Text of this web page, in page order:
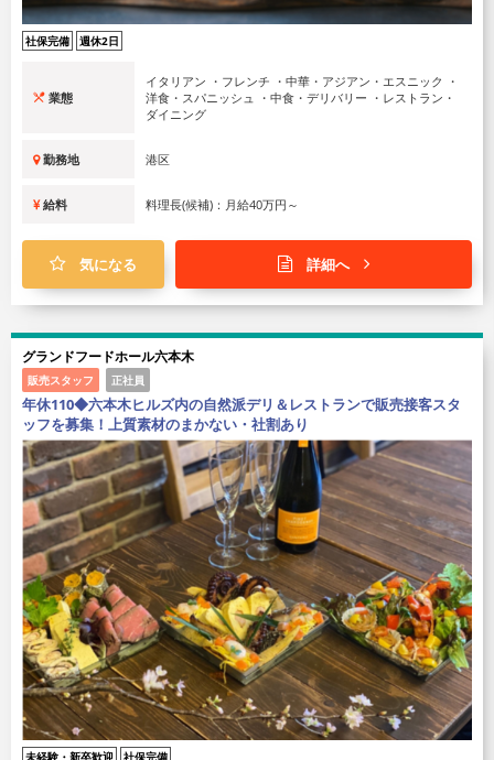
社保完備 週休2日
業態
イタリアン ・フレンチ ・中華・アジアン・エスニック ・
洋食・スパニッシュ ・中食・デリバリー ・レストラン・
ダイニング
勤務地 港区
給料 料理長(候補)：月給40万円～
気になる 詳細へ
グランドフードホール六本木
販売スタッフ 正社員
年休110◆六本木ヒルズ内の自然派デリ＆レストランで販売接客スタ
ッフを募集！上質素材のまかない・社割あり
未経験・新卒歓迎 社保完備